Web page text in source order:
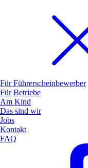
Für Führerscheinbewerber
Für Betriebe
Am Kind
Das sind wir
Jobs
Kontakt
FAQ